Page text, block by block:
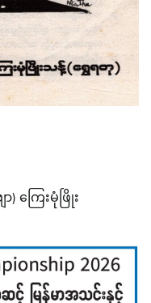
) ကြေးမုံဖြိုး